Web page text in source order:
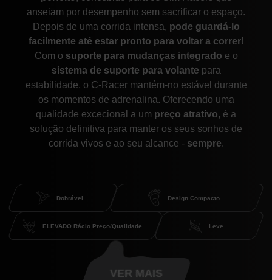
anseiam por desempenho sem sacrificar o espaço.
Depois de uma corrida intensa, pode guardá-lo
facilmente até estar pronto para voltar a correr!
Com o suporte para mudanças integrado e o
sistema de suporte para volante para
estabilidade, o C-Racer mantém-no estável durante
os momentos de adrenalina. Oferecendo uma
qualidade excecional a um preço atrativo, é a
solução definitiva para manter os seus sonhos de
corrida vivos e ao seu alcance - sempre.
Dobrável Design Compacto
ELEVADO Rácio Preço/Qualidade Leve
VER MAIS